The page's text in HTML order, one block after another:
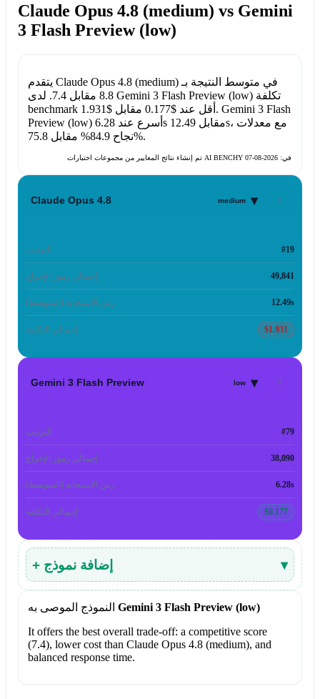
Claude Opus 4.8 (medium) vs Gemini
3 Flash Preview (low)
Claude Opus 4.8 (medium) في متوسط النتيجة بـ
8.8 مقابل7.4 . لدى Gemini 3 Flash Preview (low)تكلفة
benchmark أقل عند$0.177 مقابل$1.931 . Gemini 3 Flash
Preview (low)
أسرع عند 6.28s مقابل12.49s، مع معدلات
نجاح84.9% مقابل 75.8%.
تم إنشاء نتائج المعايير من مجموعات اختبارات AI BENCHY في: 2026-08-07
Claude Opus 4.8 medium ▾
الترتيب #19
إجمالي رموز الإخراج 49,841
زمن الاستجابة (المتوسط) 12.49s
إجمالي التكلفة $1.931
Gemini 3 Flash Preview low ▾
الترتيب #79
إجمالي رموز الإخراج 38,090
زمن الاستجابة (المتوسط) 6.28s
إجمالي التكلفة $0.177
+ إضافة نموذج ▾
النموذج الموصى به Gemini 3 Flash Preview (low)
It offers the best overall trade-off: a competitive score
(7.4), lower cost than Claude Opus 4.8 (medium), and
balanced response time.